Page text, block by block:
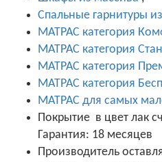
Спальные гарнитуры
МАТРАС категория
МАТРАС категория
МАТРАС категория
МАТРАС категория
МАТРАС для самых
Покрытие в цвет лак
Гарантия: 18 месяцев
Производитель